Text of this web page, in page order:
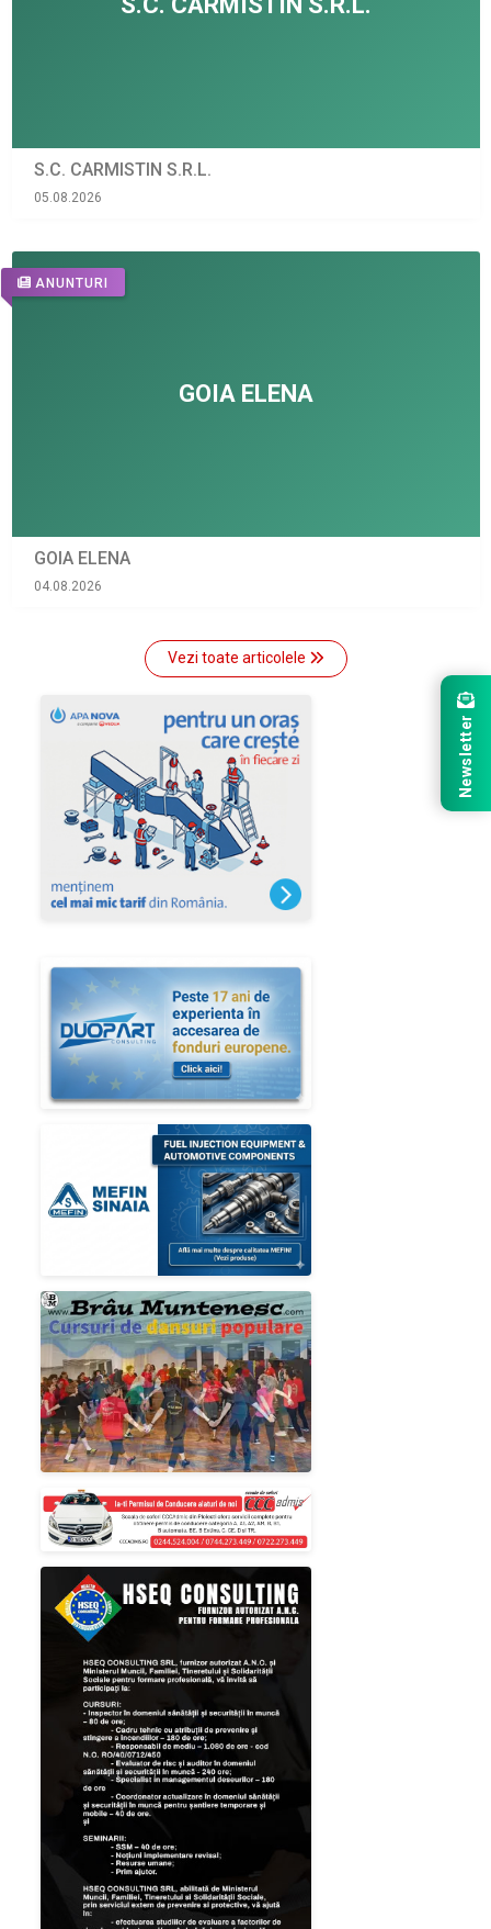
S.C. CARMISTIN S.R.L.
05.08.2026
ANUNTURI
GOIA ELENA
04.08.2026
Vezi toate articolele
Newsletter